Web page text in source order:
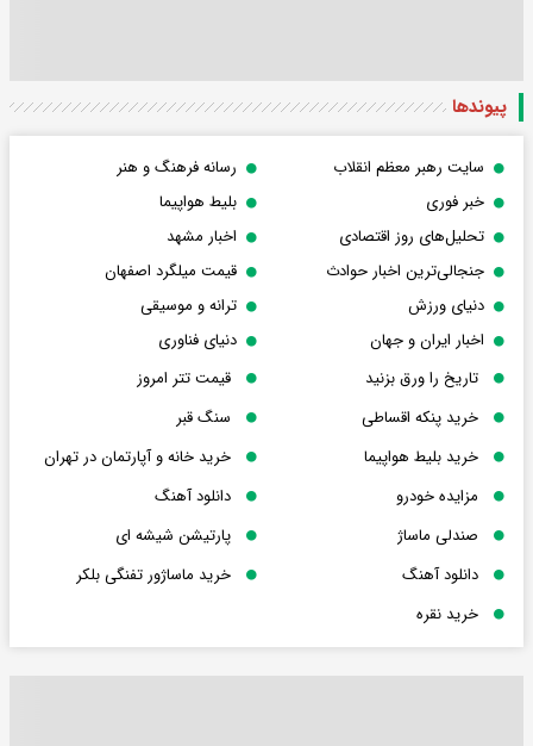
پیوندها
سایت رهبر معظم انقلاب
رسانه فرهنگ و هنر
خبر فوری
بلیط هواپیما
تحلیل‌های روز اقتصادی
اخبار مشهد
جنجالی‌ترین اخبار حوادث
قیمت میلگرد اصفهان
دنیای ورزش
ترانه و موسیقی
اخبار ایران و جهان
دنیای فناوری
تاریخ را ورق بزنید
قیمت تتر امروز
خرید پنکه اقساطی
سنگ قبر
خرید بلیط هواپیما
خرید خانه و آپارتمان در تهران
مزایده خودرو
دانلود آهنگ
صندلی ماساژ
پارتیشن شیشه ای
دانلود آهنگ
خرید ماساژور تفنگی بلکر
خرید نقره